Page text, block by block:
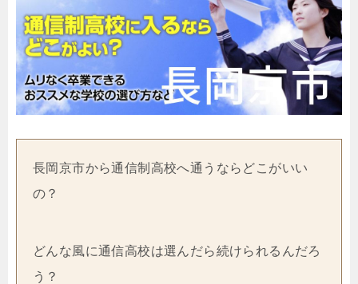
長岡京市から通信制高校へ通うならどこがいい
の？
どんな風に通信高校は選んだら続けられるんだろ
う？